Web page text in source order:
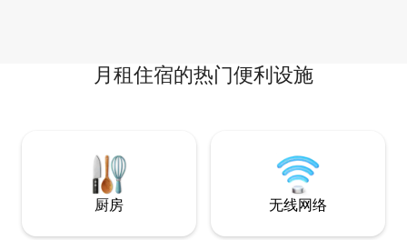
月租住宿的热门便利设施
厨房 无线网络